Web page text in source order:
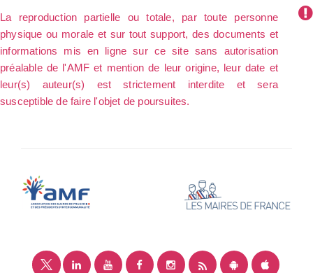
La reproduction partielle ou totale, par toute personne
physique ou morale et sur tout support, des documents et
informations mis en ligne sur ce site sans autorisation
préalable de l'AMF et mention de leur origine, leur date et
leur(s) auteur(s) est strictement interdite et sera
susceptible de faire l'objet de poursuites.